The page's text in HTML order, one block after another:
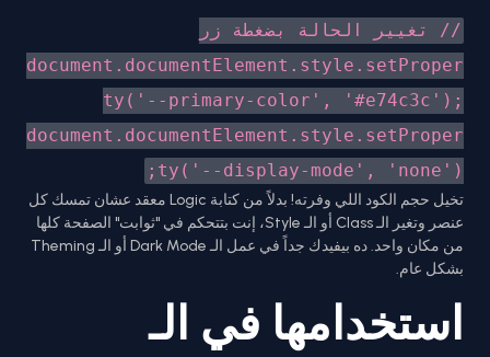
// تغيير الحالة بضغطة زر
document.documentElement.style.setProper
ty('--primary-color', '#e74c3c');
document.documentElement.style.setProper
ty('--display-mode', 'none');
تخيل حجم الكود اللي وفرته! بدلاً من كتابة Logic معقد عشان تمسك كل
عنصر وتغير الـ Class أو الـ Style، إنت بتتحكم في "ثوابت" الصفحة كلها
من مكان واحد. ده بيفيدك جداً في عمل الـ Dark Mode أو الـ Theming
بشكل عام.
استخدامها في الـ